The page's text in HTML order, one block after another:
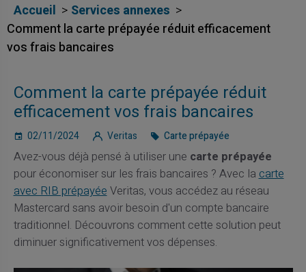
Accueil
Services annexes
Comment la carte prépayée réduit efficacement
vos frais bancaires
Comment la carte prépayée réduit
efficacement vos frais bancaires
02/11/2024 Veritas Carte prépayée
Avez-vous déjà pensé à utiliser une carte prépayée
pour économiser sur les frais bancaires ? Avec lacarte
avec RIB prépayéeVeritas, vous accédez au réseau
Mastercard sans avoir besoin d'un compte bancaire
traditionnel. Découvrons comment cette solution peut
diminuer significativement vos dépenses.